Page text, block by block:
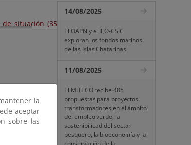
situación (35
14/08/2025
El OAPN y el IEO-CSIC
exploran los fondos marinos
de las Islas Chafarinas
11/08/2025
El MITECO recibe 485
propuestas para proyectos
transformadores en el ámbito
del empleo verde, la
sostenibilidad del sector
pesquero, la bioeconomía y la
conservación de la
la
aceptar
sobre las